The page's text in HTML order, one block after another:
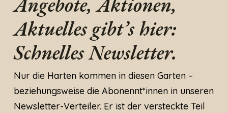
Aktuelles gibt’s hier:
Schnelles Newsletter.
Nur die Harten kommen in diesen Garten –
beziehungsweise die Abonennt*innen in unseren
Newsletter-Verteiler. Er ist der versteckte Teil